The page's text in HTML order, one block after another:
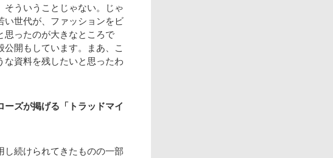
ういうことじゃない。じゃ
い世代が、ファッションをビ
思ったのが大きなところで
開もしています。まあ、こ
資料を残したいと思ったわ
ズが掲げる「トラッドマイ
続けられてきたものの一部